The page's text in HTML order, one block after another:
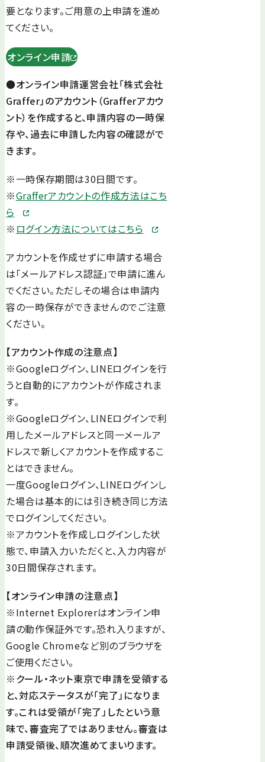
要となります。ご用意の上申請を進め
てください。
オンライン申請
●オンライン申請運営会社「株式会社
Graffer」のアカウント（Grafferアカウ
ント）を作成すると、申請内容の一時保
存や、過去に申請した内容の確認がで
きます。
※一時保存期間は30日間です。
※Grafferアカウントの作成方法はこち
ら
※ ログイン方法についてはこちら
アカウントを作成せずに申請する場合
は「メールアドレス認証」で申請に進ん
でください。ただしその場合は申請内
容の一時保存ができませんのでご注意
ください。
【アカウント作成の注意点】
※Googleログイン、LINEログインを行
うと自動的にアカウントが作成されま
す。
※Googleログイン、LINEログインで利
用したメールアドレスと同一メールア
ドレスで新しくアカウントを作成するこ
とはできません。
一度Googleログイン、LINEログインし
た場合は基本的には引き続き同じ方法
でログインしてください。
※アカウントを作成しログインした状
態で、申請入力いただくと、入力内容が
30日間保存されます。
【オンライン申請の注意点】
※Internet Explorerはオンライン申
請の動作保証外です。恐れ入りますが、
Google Chromeなど別のブラウザを
ご使用ください。
※クール・ネット東京で申請を受領する
と、対応ステータスが「完了」になりま
す。これは受領が「完了」したという意
味で、審査完了ではありません。審査は
申請受領後、順次進めてまいります。